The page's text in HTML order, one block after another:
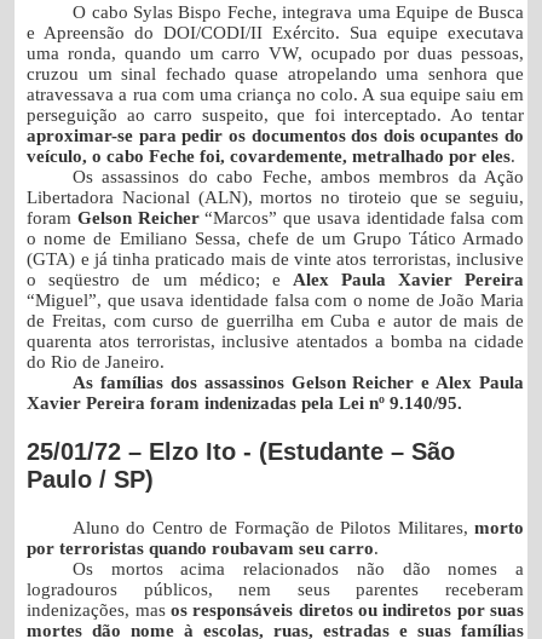
O cabo Sylas Bispo Feche, integrava uma Equipe de Busca
e Apreensão do DOI/CODI/II Exército. Sua equipe executava
uma ronda, quando um carro VW, ocupado por duas pessoas,
cruzou um sinal fechado quase atropelando uma senhora que
atravessava a rua com uma criança no colo. A sua equipe saiu em
perseguição ao carro suspeito, que foi interceptado. Ao tentar
aproximar-se para pedir os documentos dos dois ocupantes do
veículo, o cabo Feche foi, covardemente, metralhado por eles.
Os assassinos do cabo Feche, ambos membros da Ação
Libertadora Nacional (ALN), mortos no tiroteio que se seguiu,
foramGelson Reicher“Marcos” que usava identidade falsa com
o nome de Emiliano Sessa, chefe de um Grupo Tático Armado
(GTA) e já tinha praticado mais de vinte atos terroristas, inclusive
o seqüestro de um médico; e Alex Paula Xavier Pereira
“Miguel”, que usava identidade falsa com o nome de João Maria
de Freitas, com curso de guerrilha em Cuba e autor de mais de
quarenta atos terroristas, inclusive atentados a bomba na cidade
do Rio de Janeiro.
As famílias dos assassinos Gelson Reicher e Alex Paula
Xavier Pereira foram indenizadas pela Lei nº 9.140/95.
25/01/72 – Elzo Ito - (Estudante – São
Paulo / SP)
Aluno do Centro de Formação de Pilotos Militares, morto
por terroristas quando roubavam seu carro.
Os mortos acima relacionados não dão nomes a
logradouros públicos, nem seus parentes receberam
indenizações, mas os responsáveis diretos ou indiretos por suas
mortes dão nome à escolas, ruas, estradas e suas famílias